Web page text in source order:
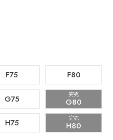
F75 F80
G75 完売
G80
H75 完売
H80